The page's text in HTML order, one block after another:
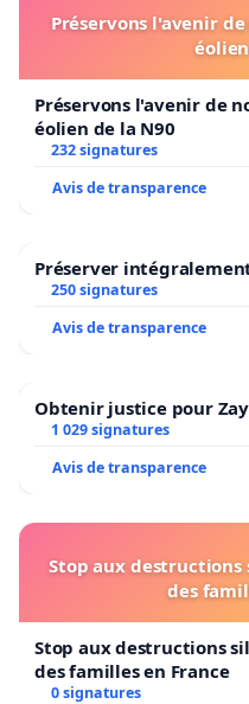
Préservons l'avenir
Préservons l'avenir de
éolien de la N90
232 signatures
Avis de transparence
Préserver
250 signatures
Avis de transparence
Obtenir justice pour
1 029 signatures
Avis de transparence
Stop aux destructions
des
Stop aux destructions
des familles en France
0 signatures